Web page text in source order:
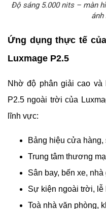
Độ sáng 5.000 nits – màn
ánh
Ứng dụng thực tế
Luxmage P2.5
Nhờ độ phân giải cao và
P2.5 ngoài trời của
lĩnh vực:
Bảng hiệu cửa
Trung tâm thương
Sân bay, bến xe,
Sự kiện ngoài trời, lễ
Toà nhà văn phòng,